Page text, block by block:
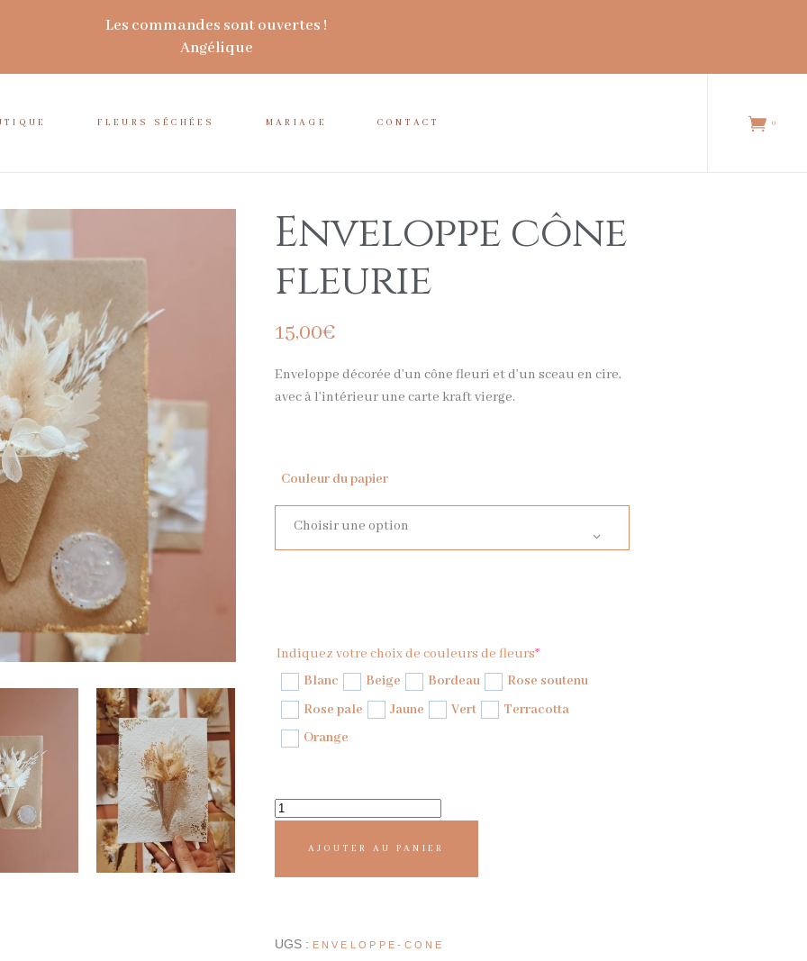
Les commandes sont ouvertes !
Angélique
FLEURS SÉCHÉES MARIAGE CONTACT 0
Enveloppe cône
fleurie
15,00€
Enveloppe décorée d’un cône fleuri et d’un sceau en cire,
avec à l’intérieur une carte kraft vierge.
Couleur du papier
Choisir une option
Indiquez votre choix de couleurs de fleurs*
Blanc
Beige Bordeau
Rose soutenu
Rose pale
Jaune Vert
Terracotta
Orange
AJOUTER AU PANIER
UGS : ENVELOPPE-CONE